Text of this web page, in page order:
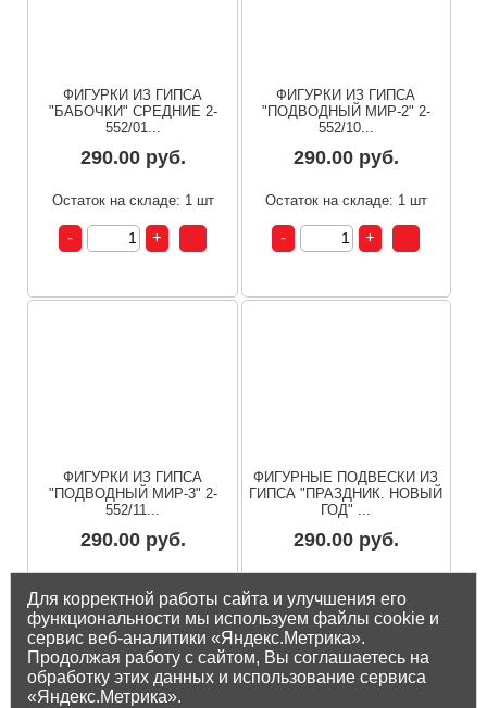
ФИГУРКИ ИЗ ГИПСА
"БАБОЧКИ" СРЕДНИЕ 2-
552/01...
290.00 руб.
Остаток на складе: 1 шт
ФИГУРКИ ИЗ ГИПСА
"ПОДВОДНЫЙ МИР-2" 2-
552/10...
290.00 руб.
Остаток на складе: 1 шт
ФИГУРКИ ИЗ ГИПСА
"ПОДВОДНЫЙ МИР-3" 2-
552/11...
290.00 руб.
ФИГУРНЫЕ ПОДВЕСКИ ИЗ
ГИПСА "ПРАЗДНИК. НОВЫЙ
ГОД" ...
290.00 руб.
Для корректной работы сайта и улучшения его
функциональности мы используем файлы cookie и
сервис веб-аналитики «Яндекс.Метрика».
Продолжая работу с сайтом, Вы соглашаетесь на
обработку этих данных и использование сервиса
«Яндекс.Метрика».